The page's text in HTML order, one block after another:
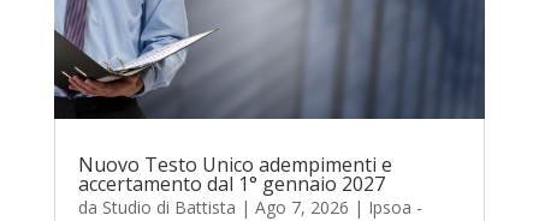
Nuovo Testo Unico adempimenti e
accertamento dal 1° gennaio 2027
da Studio di Battista | Ago 7, 2026 | Ipsoa -